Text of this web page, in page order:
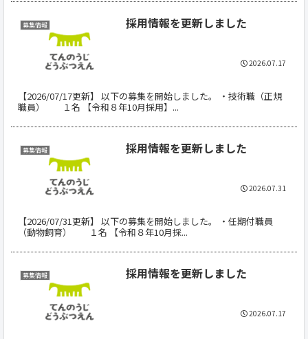
募集情報 採用情報を更新しました
【2026/07/17更新】 以下の募集を開始しました。 ・技術職（正規
職員） １名 【令和８年10月採用】...
2026.07.17
募集情報 採用情報を更新しました
【2026/07/31更新】 以下の募集を開始しました。 ・任期付職員
（動物飼育） １名 【令和８年10月採...
2026.07.31
募集情報 採用情報を更新しました
2026.07.17